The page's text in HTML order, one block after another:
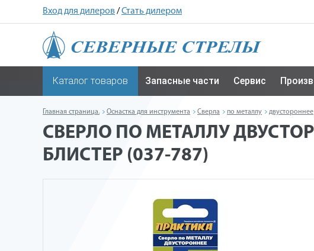
Вход для дилеров/Стать дилером
Каталог товаров Запасные части Сервис
Главная страница. Оснастка для инструмента Сверла по металлу двустороннее
СВЕРЛО ПО МЕТАЛЛУ
БЛИСТЕР (037-787)